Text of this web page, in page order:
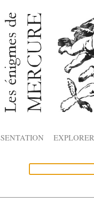
EXPLORER